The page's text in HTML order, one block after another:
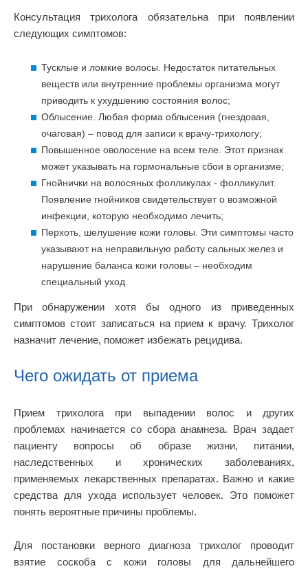
Консультация трихолога обязательна при появлении
следующих симптомов:
Тусклые и ломкие волосы. Недостаток питательных
веществ или внутренние проблемы организма могут
приводить к ухудшению состояния волос;
Облысение. Любая форма облысения (гнездовая,
очаговая) – повод для записи к врачу-трихологу;
Повышенное оволосение на всем теле. Этот признак
может указывать на гормональные сбои в организме;
Гнойнички на волосяных фолликулах - фолликулит.
Появление гнойников свидетельствует о возможной
инфекции, которую необходимо лечить;
Перхоть, шелушение кожи головы. Эти симптомы часто
указывают на неправильную работу сальных желез и
нарушение баланса кожи головы – необходим
специальный уход.
При обнаружении хотя бы одного из приведенных
симптомов стоит записаться на прием к врачу. Трихолог
назначит лечение, поможет избежать рецидива.
Чего ожидать от приема
Прием трихолога при выпадении волос и других
проблемах начинается со сбора анамнеза. Врач задает
пациенту вопросы об образе жизни, питании,
наследственных и хронических заболеваниях,
применяемых лекарственных препаратах. Важно и какие
средства для ухода использует человек. Это поможет
понять вероятные причины проблемы.
Для постановки верного диагноза трихолог проводит
взятие соскоба с кожи головы для дальнейшего